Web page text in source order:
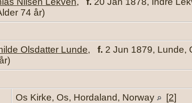
74 år)
Olsdatter Lunde, f. 2 Jun 1879, Lunde,
Os Kirke, Os, Hordaland, Norway [2]